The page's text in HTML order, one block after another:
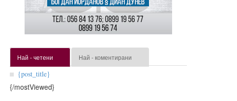
Най - четени Най - коментирани
{post_title}
{/mostViewed}